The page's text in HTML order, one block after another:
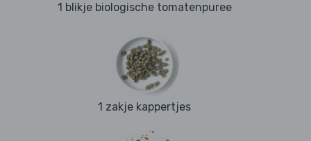
1 blikje biologische tomatenpuree
1 zakje kappertjes